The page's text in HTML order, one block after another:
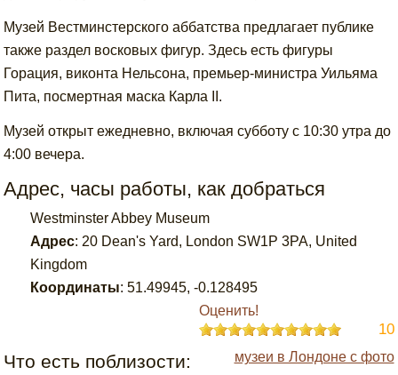
Музей Вестминстерского аббатства предлагает публике
также раздел восковых фигур. Здесь есть фигуры
Горация, виконта Нельсона, премьер-министра Уильяма
Пита, посмертная маска Карла II.
Музей открыт ежедневно, включая субботу с 10:30 утра до
4:00 вечера.
Адрес, часы работы, как добраться
Westminster Abbey Museum
Адрес: 20 Dean's Yard, London SW1P 3PA, United
Kingdom
Координаты: 51.49945,-0.128495
Оценить!
10
Что есть поблизости: музеи в Лондоне с фото